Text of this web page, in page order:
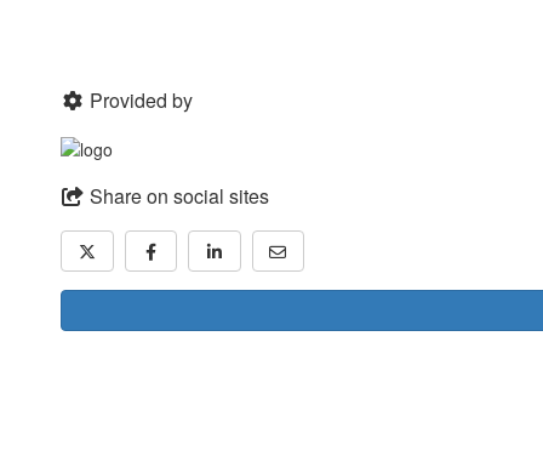
Provided by
Share on social sites